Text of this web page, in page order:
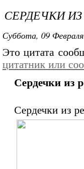
СЕРДЕЧКИ
Суббота, 09
Это цитата
цитатник или
Сердечки из
Сердечки из